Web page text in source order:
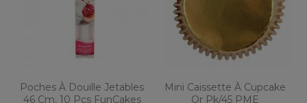
Poches À Douille Jetables
46 Cm, 10 Pcs FunCakes
Mini Caissette À Cupcake
Or Pk/45 PME